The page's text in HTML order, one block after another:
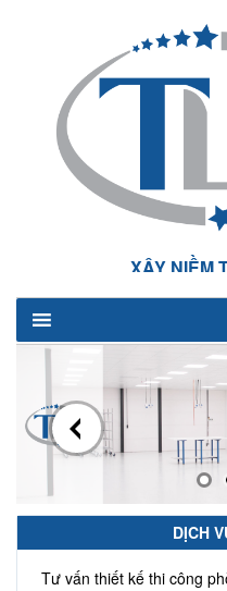
XÂY NIỀM
DỊCH
Tư vấn thiết kế thi công